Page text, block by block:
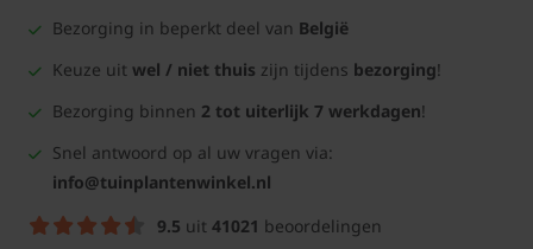
Bezorging in beperkt deel van België
Keuze uit wel / niet thuis zijn tijdens bezorging!
Bezorging binnen 2 tot uiterlijk 7 werkdagen!
Snel antwoord op al uw vragen via:
info@tuinplantenwinkel.nl
9.5 uit 41021 beoordelingen